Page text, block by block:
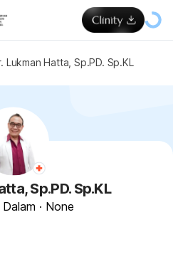
Lukman Hatta, Sp.PD. Sp.KL
Sp.PD. Sp.KL
· None